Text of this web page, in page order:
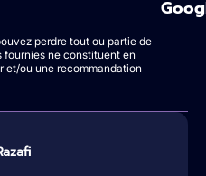
perdre tout ou partie de
ne constituent en
et/ou une recommandation